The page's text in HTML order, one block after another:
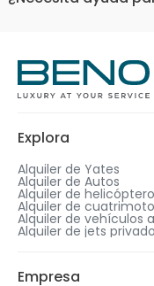
Cada uno
Añade más
para ser
Después
duración
de regalo
Chat
Explora
Alquiler de Yates
Alquiler de Autos
Alquiler de
Alquiler de
Alquiler de vehículos
Alquiler de jets
Empresa